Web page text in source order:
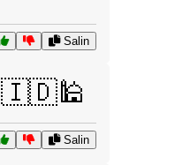
Salin
🇮🇩🕌
Salin